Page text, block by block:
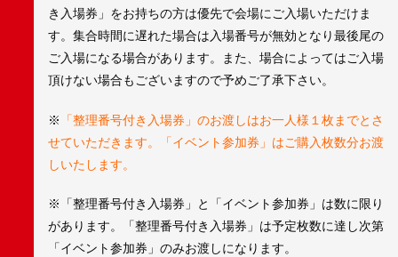
き入場券」をお持ちの方は優先で会場にご入場いただけま
す。集合時間に遅れた場合は入場番号が無効となり最後尾の
ご入場になる場合があります。また、場合によってはご入場
頂けない場合もございますので予めご了承下さい。
※
「整理番号付き入場券」のお渡しはお一人様１枚までとさ
せていただきます。「イベント参加券」はご購入枚数分お渡
しいたします。
※「整理番号付き入場券」と「イベント参加券」は数に限り
があります。「整理番号付き入場券」は予定枚数に達し次第
「イベント参加券」のみお渡しになります。